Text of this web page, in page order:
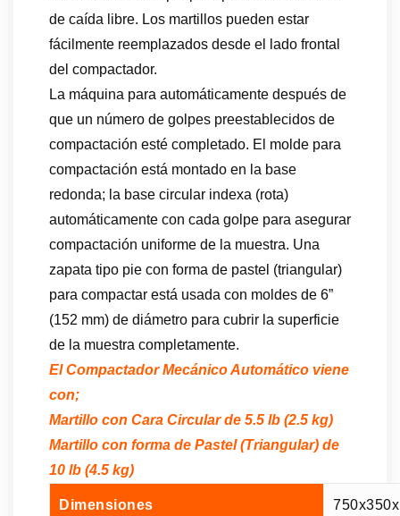
de caída libre. Los martillos pueden estar
fácilmente reemplazados desde el lado frontal
del compactador.
La máquina para automáticamente después de
que un número de golpes preestablecidos de
compactación esté completado. El molde para
compactación está montado en la base
redonda; la base circular indexa (rota)
automáticamente con cada golpe para asegurar
compactación uniforme de la muestra. Una
zapata tipo pie con forma de pastel (triangular)
para compactar está usada con moldes de 6”
(152 mm) de diámetro para cubrir la superficie
de la muestra completamente.
El Compactador Mecánico Automático viene
con;
Martillo con Cara Circular de 5.5 lb (2.5 kg)
Martillo con forma de Pastel (Triangular) de
10 lb (4.5 kg)
Dimensiones